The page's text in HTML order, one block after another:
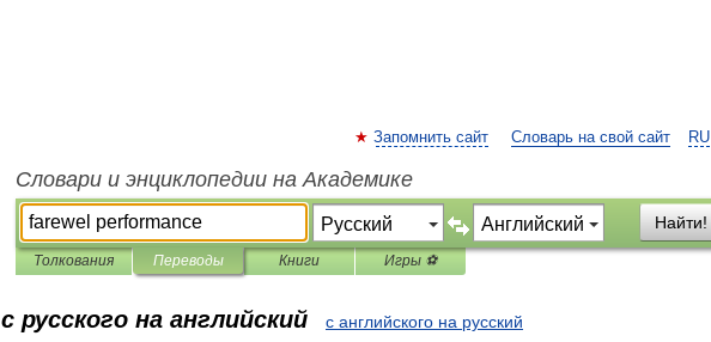
RU
Запомнить сайт Словарь на свой сайт
Словари и энциклопедии на Академике
Найти!
Толкования Переводы Книги Игры ⚽
с русского на английский с английского на русский